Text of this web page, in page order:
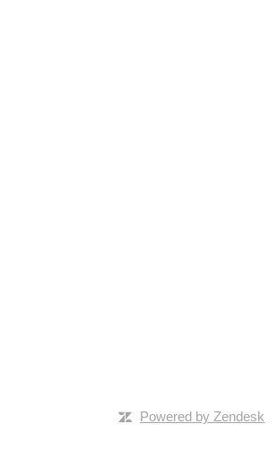
Powered by Zendesk